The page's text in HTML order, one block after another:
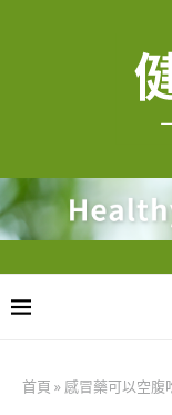
首頁 » 感冒藥可以空腹